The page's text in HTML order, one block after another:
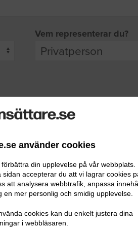
använder cookies
din upplevelse på vår webbplats.
accepterar du att vi lagrar cookies
att analysera webbtrafik, anpassa
mer personlig och smidig upplevelse.
cookies kan du enkelt justera dina
i webbläsaren.
Vem representerar du?
att ta kontakt med dig.
Ditt telefonnummer